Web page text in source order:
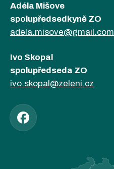
Adéla Mišove
spolupředsedkyně ZO
adela.misove@gmail.com
Ivo Skopal
spolupředseda ZO
ivo.skopal@zeleni.cz